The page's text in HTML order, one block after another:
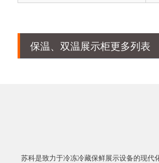
保温、双温展示柜更多列表
苏科是致力于冷冻冷藏保鲜展示设备的现